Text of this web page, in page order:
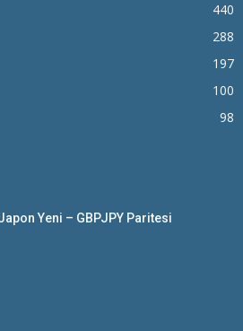
440
288
197
100
98
Yeni – GBPJPY Paritesi